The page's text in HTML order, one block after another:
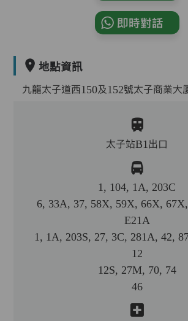
即時對話
地點資訊
九龍太子道西150及152號太子商業大
太子站B1出口
1, 104, 1A, 203C
6, 33A, 37, 58X, 59X, 66X, 67X,
E21A
1, 1A, 203S, 27, 3C, 281A, 42,
12
12S, 27M, 70, 74
46